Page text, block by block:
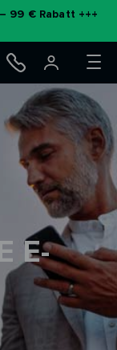
99 € Rabatt +++
E-